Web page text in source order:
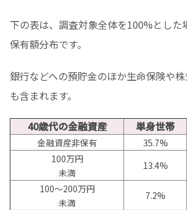
下の表は、調査対象全体を100%とした
保有額分布です。
銀行などへの預貯金のほか生命保険や
も含まれます。
40歳代の金融資産 単身世帯
金融資産非保有 35.7%
100万円
未満
13.4%
100～200万円
未満
7.2%